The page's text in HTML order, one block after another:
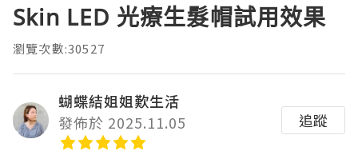
Skin LED 光療生髮帽試用效果
瀏覽次數:30527
蝴蝶結姐姐歎生活
發佈於 2025.11.05
追蹤